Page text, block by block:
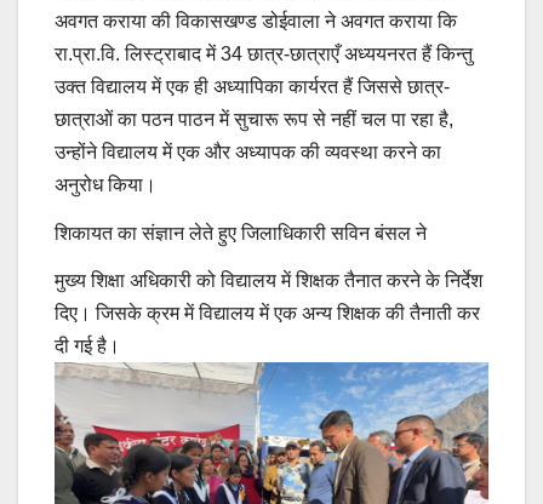
अवगत कराया की विकासखण्ड डोईवाला ने अवगत कराया कि
रा.प्रा.वि. लिस्ट्राबाद में 34 छात्र-छात्राएँ अध्ययनरत हैं किन्तु
उक्त विद्यालय में एक ही अध्यापिका कार्यरत हैं जिससे छात्र-
छात्राओं का पठन पाठन में सुचारू रूप से नहीं चल पा रहा है,
उन्होंने विद्यालय में एक और अध्यापक की व्यवस्था करने का
अनुरोध किया।
शिकायत का संज्ञान लेते हुए जिलाधिकारी सविन बंसल ने
मुख्य शिक्षा अधिकारी को विद्यालय में शिक्षक तैनात करने के निर्देश
दिए। जिसके क्रम में विद्यालय में एक अन्य शिक्षक की तैनाती कर
दी गई है।